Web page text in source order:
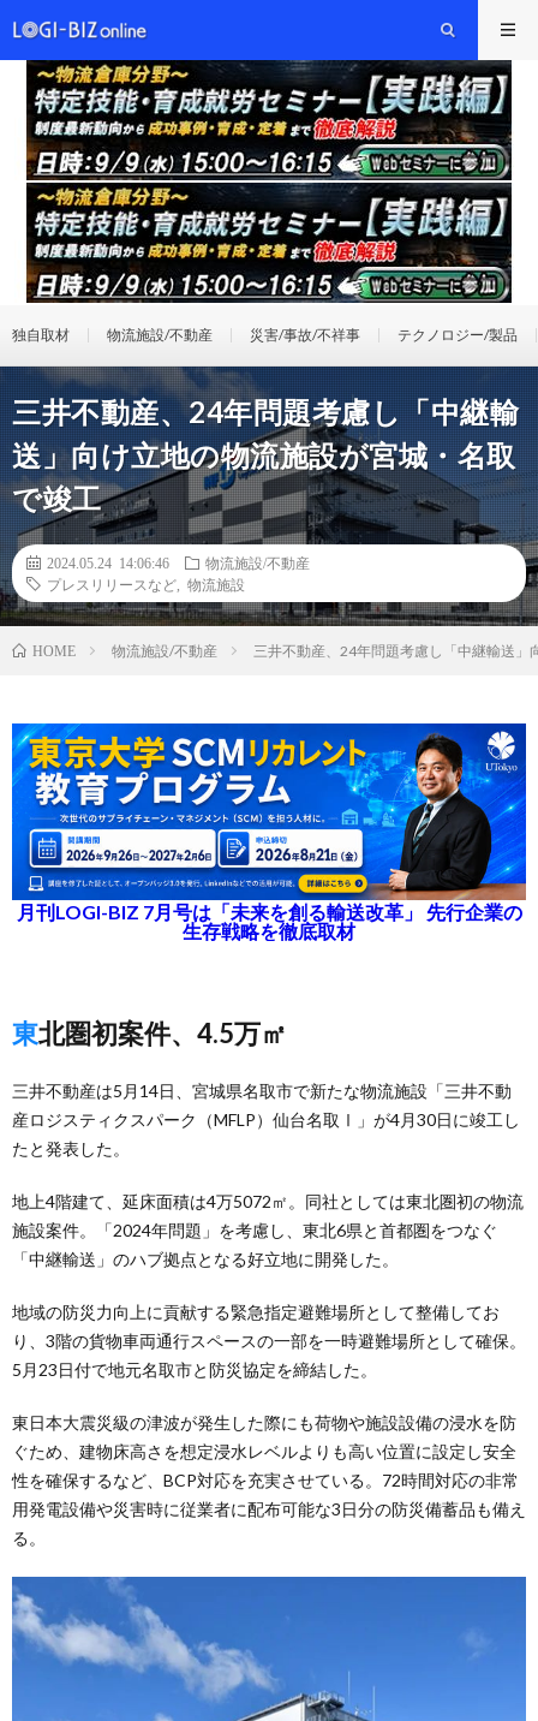
独自取材 物流施設/不動産 災害/事故/不祥事 テクノロジー/製品
三井不動産、24年問題考慮し「中継輸
送」向け立地の物流施設が宮城・名取
で竣工
2024.05.24 14:06:46
物流施設/不動産
プレスリリースなど
物流施設
HOME 物流施設/不動産 三井不動産、24年問題考慮し「中継輸送
月刊LOGI-BIZ 7月号は「未来を創る輸送改革」 先行企業の
生存戦略を徹底取材
東北圏初案件、4.5万㎡
三井不動産は5月14日、宮城県名取市で新たな物流施設「三井不動
産ロジスティクスパーク（MFLP）仙台名取Ⅰ」が4月30日に竣工し
たと発表した。
地上4階建て、延床面積は4万5072㎡。同社としては東北圏初の物流
施設案件。「2024年問題」を考慮し、東北6県と首都圏をつなぐ
「中継輸送」のハブ拠点となる好立地に開発した。
地域の防災力向上に貢献する緊急指定避難場所として整備してお
り、3階の貨物車両通行スペースの一部を一時避難場所として確保。
5月23日付で地元名取市と防災協定を締結した。
東日本大震災級の津波が発生した際にも荷物や施設設備の浸水を防
ぐため、建物床高さを想定浸水レベルよりも高い位置に設定し安全
性を確保するなど、BCP対応を充実させている。72時間対応の非常
用発電設備や災害時に従業者に配布可能な3日分の防災備蓄品も備え
る。